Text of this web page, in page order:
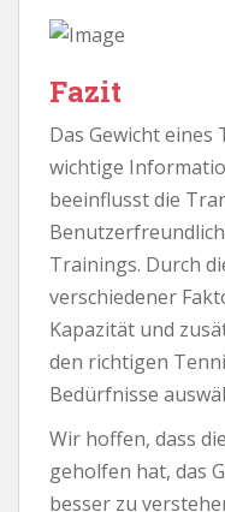
Fazit
Das Gewicht
wichtige
beeinflusst die
Trainings. Durch
verschiedener
Kapazität und
den richtigen
Bedürfnisse
Wir hoffen, dass
geholfen hat, das
besser zu